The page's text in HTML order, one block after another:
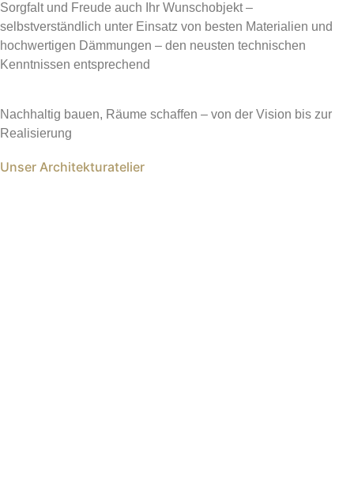
Sorgfalt und Freude auch Ihr Wunschobjekt –
selbstverständlich unter Einsatz von besten Materialien und
hochwertigen Dämmungen – den neusten technischen
Kenntnissen entsprechend
Nachhaltig bauen, Räume schaffen – von der Vision bis zur
Realisierung
Unser Architekturatelier